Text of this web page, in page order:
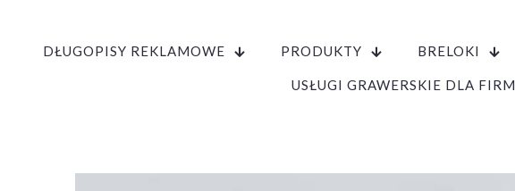
DŁUGOPISY REKLAMOWE PRODUKTY BRELOKI
USŁUGI GRAWERSKIE DLA FIRM